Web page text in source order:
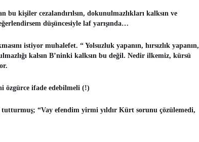
kişiler cezalandırılsın, dokunulmazlıkları kalksın ve
düşüncesiyle laf yarışında…
istiyor muhalefet. “ Yolsuzluk yapanın, hırsızlık yapanın,
kalsın B’ninki kalksın bu değil. Nedir ilkemiz, kürsü
özgürce ifade edebilmeli (!)
“Vay efendim yirmi yıldır Kürt sorunu çözülemedi,